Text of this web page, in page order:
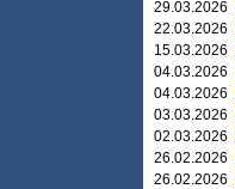
29.03.2026
22.03.2026
15.03.2026
04.03.2026
04.03.2026
03.03.2026
02.03.2026
26.02.2026
26.02.2026